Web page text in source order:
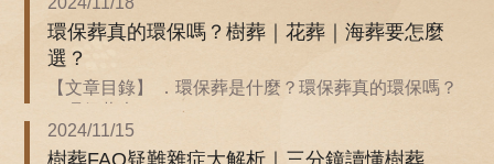
環保葬真的環保嗎？樹葬｜花葬｜海葬要怎麼
選？
【文章目錄】 ．環保葬是什麼？環保葬真的環保嗎？
2024/11/15